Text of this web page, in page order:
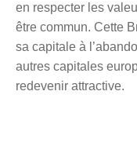
en respecter les
être commun. Cette
sa capitale à
autres capitales
redevenir attractive.